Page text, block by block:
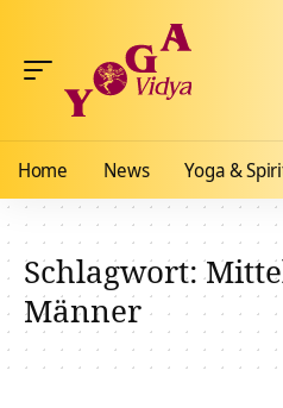
Home News Yoga &
Schlagwort:
Männer